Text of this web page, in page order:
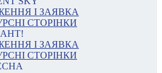
І ЗАЯВКА
СТОРІНКИ
І ЗАЯВКА
СТОРІНКИ